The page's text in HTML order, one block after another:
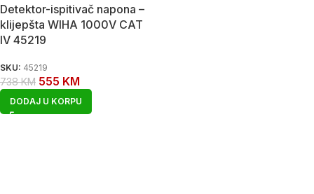
Detektor-ispitivač napona –
klijepšta WIHA 1000V CAT
IV 45219
SKU: 45219
738KM 555 KM
DODAJ U KORPU